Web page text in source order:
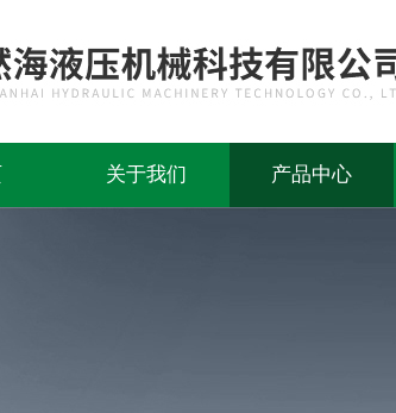
关于我们 产品中心